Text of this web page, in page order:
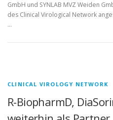
GmbH und SYNLAB MVZ Weiden
des Clinical Virological Network
…
CLINICAL VIROLOGY NETWORK
R-BiopharmD,